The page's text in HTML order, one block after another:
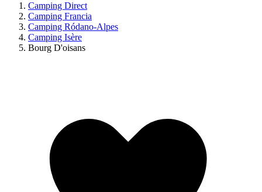
Camping Direct
Camping Francia
Camping Ródano-Alpes
Camping Isère
Bourg D'oisans